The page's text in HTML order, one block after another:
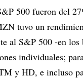
500 fueron del
tuvo un
al S&P 500 -en
individuales;
y HD, e incluso